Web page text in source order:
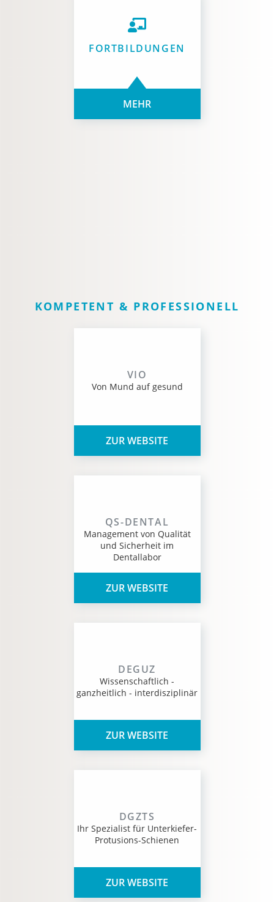
FORTBILDUNGEN
MEHR
KOMPETENT & PROFESSIONELL
VIO
Von Mund auf gesund
ZUR WEBSITE
QS-DENTAL
Management von Qualität
und Sicherheit im
Dentallabor
ZUR WEBSITE
DEGUZ
Wissenschaftlich -
ganzheitlich - interdisziplinär
ZUR WEBSITE
DGZTS
Ihr Spezialist für Unterkiefer-
Protusions-Schienen
ZUR WEBSITE